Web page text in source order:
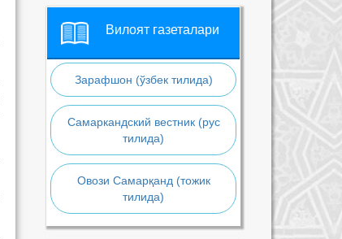
Вилоят газеталари
Зарафшон (ўзбек тилида)
Самаркандский вестник (рус
тилида)
Овози Самарқанд (тожик
тилида)